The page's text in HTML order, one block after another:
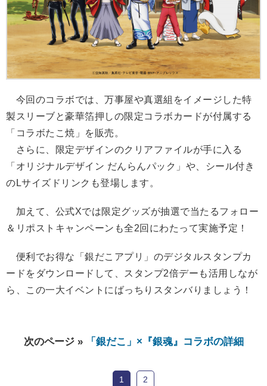
今回のコラボでは、万事屋や真選組をイメージした特
製スリーブと豪華箔押しの限定コラボカードが付属する
「コラボたこ焼」を販売。
さらに、限定デザインのクリアファイルが手に入る
「オリジナルデザイン だんらんパック」や、シール付き
のLサイズドリンクも登場します。
加えて、公式Xでは限定グッズが抽選で当たるフォロー
＆リポストキャンペーンも全2回にわたって実施予定！
便利でお得な「銀だこアプリ」のデジタルスタンプカ
ードをダウンロードして、スタンプ2倍デーも活用しなが
ら、この一大イベントにばっちりスタンバりましょう！
次のページ » 「銀だこ」×『銀魂』コラボの詳細
1 2